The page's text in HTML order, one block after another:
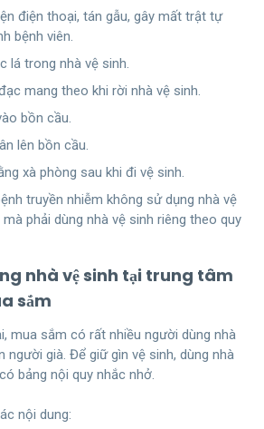
điện thoại, tán gẫu, gây mất trật tự
bệnh viên.
lá trong nhà vệ sinh.
mang theo khi rời nhà vệ sinh.
bồn cầu.
lên bồn cầu.
xà phòng sau khi đi vệ sinh.
truyền nhiễm không sử dụng nhà vệ
phải dùng nhà vệ sinh riêng theo quy
nhà vệ sinh tại trung tâm
sắm
mua sắm có rất nhiều người dùng nhà
người già. Để giữ gìn vệ sinh, dùng nhà
bảng nội quy nhắc nhở.
nội dung: